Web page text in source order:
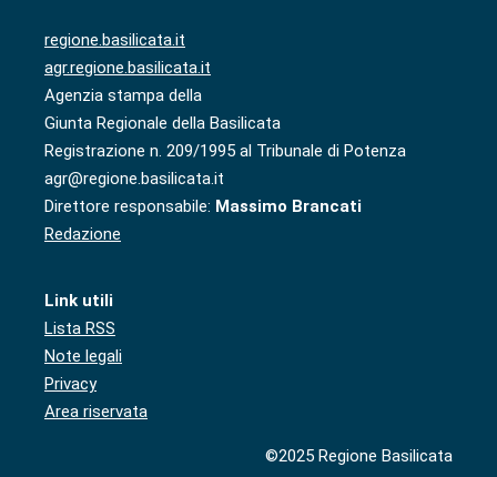
regione.basilicata.it
agr.regione.basilicata.it
Agenzia stampa della
Giunta Regionale della Basilicata
Registrazione n. 209/1995 al Tribunale di Potenza
agr@regione.basilicata.it
Direttore responsabile: Massimo Brancati
Redazione
Link utili
Lista RSS
Note legali
Privacy
Area riservata
©2025 Regione Basilicata